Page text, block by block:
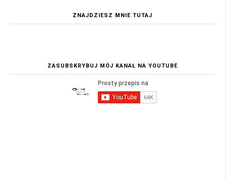
ZNAJDZIESZ MNIE TUTAJ
ZASUBSKRYBUJ MÓJ KANAŁ NA YOUTUBE